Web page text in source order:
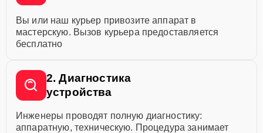
Вы или наш курьер привозите аппарат в
мастерскую. Вызов курьера предоставляется
бесплатно
2. Диагностика
устройства
Инженеры проводят полную диагностику:
аппаратную, техническую. Процедура занимает